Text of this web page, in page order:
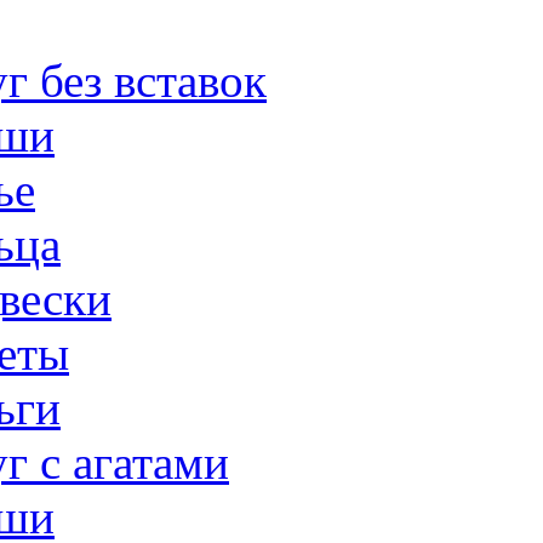
без вставок
с агатами